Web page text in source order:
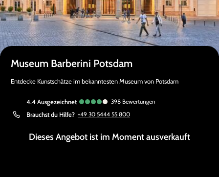
Museum Barberini Potsdam
Entdecke Kunstschätze im bekanntesten Museum von Potsdam
4.4 ausgezeichnet 398 Bewertungen
Brauchst du Hilfe? +49 30 5444 55 800
Dieses Angebot ist im Moment ausverkauft